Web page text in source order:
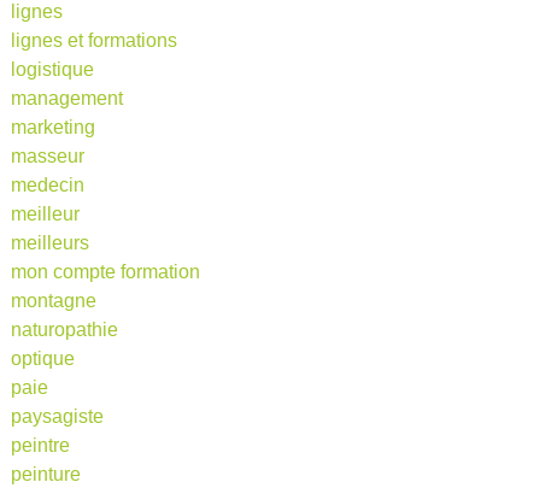
lignes
lignes et formations
logistique
management
marketing
masseur
medecin
meilleur
meilleurs
mon compte formation
montagne
naturopathie
optique
paie
paysagiste
peintre
peinture